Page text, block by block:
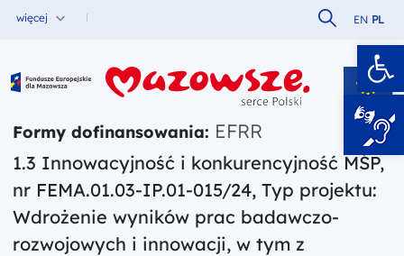
więcej Szukaj w
EN PL
Fundusze Europejskie dla Mazowsza
Formy dofinansowania: EFRR
1.3 Innowacyjność i konkurencyjność MŚP,
nr FEMA.01.03-IP.01-015/24, Typ projektu:
Wdrożenie wyników prac badawczo-
rozwojowych i innowacji, w tym z